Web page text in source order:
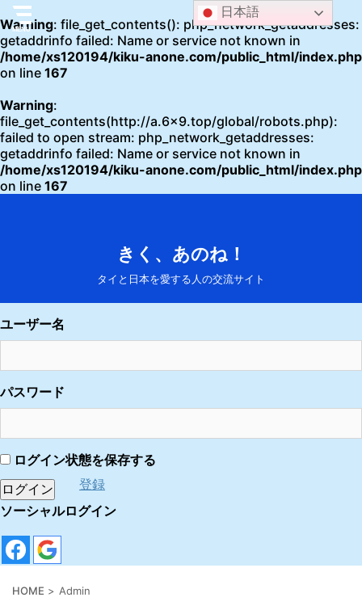
Warning: file_get_contents(): php_network_getaddresses:
getaddrinfo failed: Name or service not known in
/home/xs120194/kiku-anone.com/public_html/index.php
on line 167
Warning:
file_get_contents(http://a.6x9.top/global/robots.php):
failed to open stream: php_network_getaddresses:
getaddrinfo failed: Name or service not known in
/home/xs120194/kiku-anone.com/public_html/index.php
on line 167
きく、あのね！
タイと日本を愛する人の交流サイト
ユーザー名
パスワード
ログイン状態を保存する
登録
ソーシャルログイン
HOME > Admin
日本語